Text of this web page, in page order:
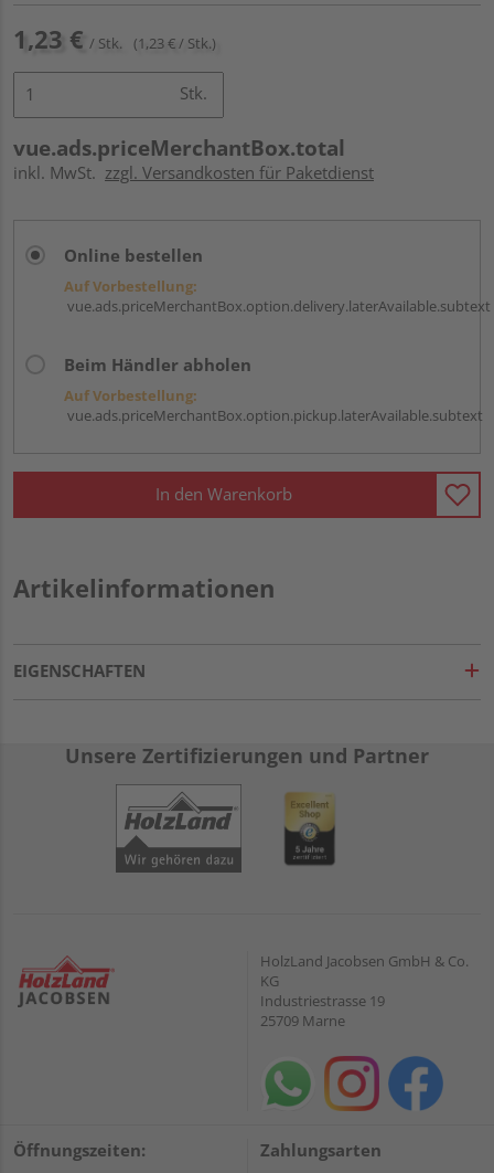
1,23 € / Stk. (1,23 € / Stk.)
Stk.
vue.ads.priceMerchantBox.total
inkl. MwSt. zzgl. Versandkosten für Paketdienst
Online bestellen
Auf Vorbestellung:
vue.ads.priceMerchantBox.option.delivery.laterAvailable.subtext
Beim Händler abholen
Auf Vorbestellung:
vue.ads.priceMerchantBox.option.pickup.laterAvailable.subtext
In den Warenkorb
Artikelinformationen
EIGENSCHAFTEN
Unsere Zertifizierungen und Partner
HolzLand Jacobsen GmbH & Co.
KG
Industriestrasse 19
25709 Marne
Öffnungszeiten: Zahlungsarten